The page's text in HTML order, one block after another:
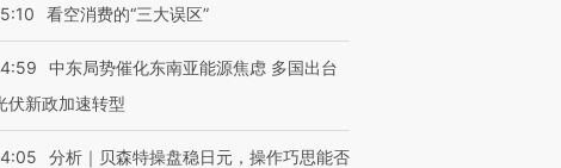
看空消费的“三大误区”
中东局势催化东南亚能源焦虑 多国出台
伏新政加速转型
分析｜贝森特操盘稳日元，操作巧思能否